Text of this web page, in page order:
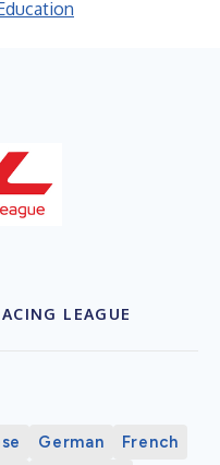
LEAGUE
German
French